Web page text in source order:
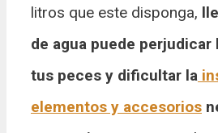
litros que este disponga,
de agua puede perjudicar
tus peces y dificultar la
elementos y accesorios